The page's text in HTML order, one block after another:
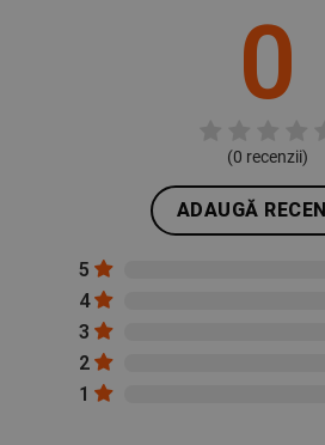
0
(0 recenzii)
ADAUGĂ
5
4
3
2
1